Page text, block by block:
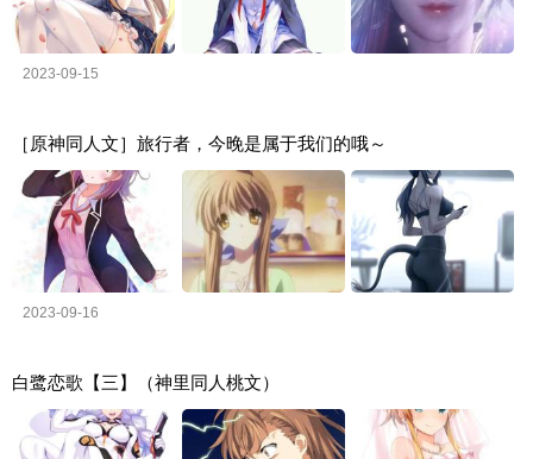
2023-09-15
［原神同人文］旅行者，今晚是属于我们的哦～
2023-09-16
白鹭恋歌【三】（神里同人桃文）